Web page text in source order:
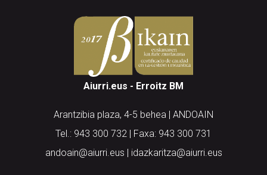
Aiurri.eus - Erroitz BM
Arantzibia plaza, 4-5 behea | ANDOAIN
Tel.: 943 300 732 | Faxa: 943 300 731
andoain@aiurri.eus | idazkaritza@aiurri.eus